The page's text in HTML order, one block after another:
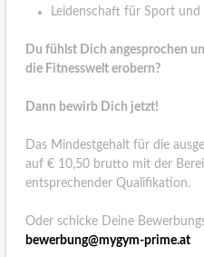
Leidenschaft für Sport
Du fühlst Dich angesprochen
die Fitnesswelt erobern?
Dann bewirb Dich jetzt!
Das Mindestgehalt für die
auf € 10,50 brutto mit der
entsprechender Qualifikation.
Oder schicke Deine
bewerbung@mygym-prime.at